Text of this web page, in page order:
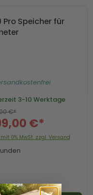
Pro Speicher für
3-10 Werktage
€*
€*
0% MwSt. zzgl. Versand
-50 € mit Code SP50